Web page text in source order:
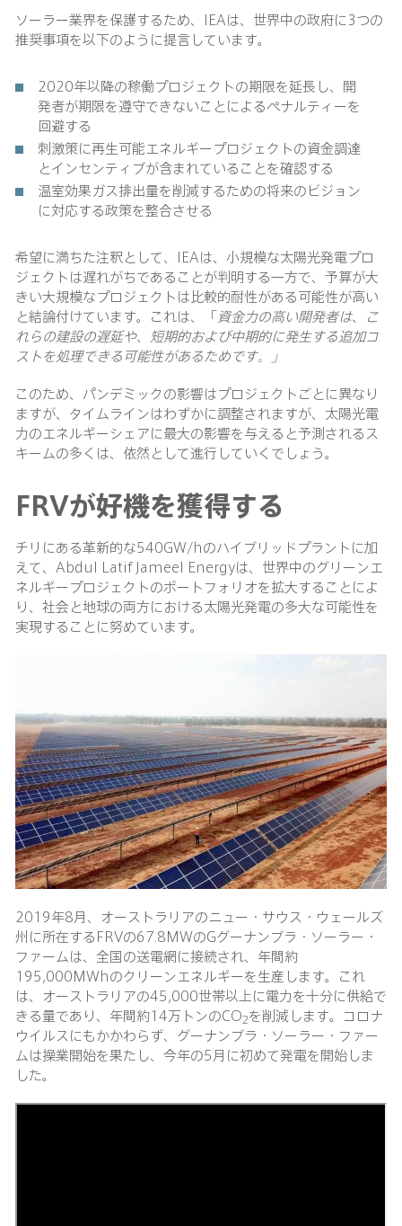
ソーラー業界を保護するため、IEAは、世界中の政府に3つの
推奨事項を以下のように提言しています。
2020年以降の稼働プロジェクトの期限を延長し、開
発者が期限を遵守できないことによるペナルティーを
回避する
刺激策に再生可能エネルギープロジェクトの資金調達
とインセンティブが含まれていることを確認する
温室効果ガス排出量を削減するための将来のビジョン
に対応する政策を整合させる
希望に満ちた注釈として、IEAは、小規模な太陽光発電プロ
ジェクトは遅れがちであることが判明する一方で、予算が大
きい大規模なプロジェクトは比較的耐性がある可能性が高い
と結論付けています。これは、「資金力の高い開発者は、こ
れらの建設の遅延や、短期的および中期的に発生する追加コ
ストを処理できる可能性があるためです。」
このため、パンデミックの影響はプロジェクトごとに異なり
ますが、タイムラインはわずかに調整されますが、太陽光電
力のエネルギーシェアに最大の影響を与えると予測されるス
キームの多くは、依然として進行していくでしょう。
FRVが好機を獲得する
チリにある革新的な540GW/hのハイブリッドプラントに加
えて、Abdul Latif Jameel Energyは、世界中のグリーンエ
ネルギープロジェクトのポートフォリオを拡大することによ
り、社会と地球の両方における太陽光発電の多大な可能性を
実現することに努めています。
2019年8月、オーストラリアのニュー・サウス・ウェールズ
州に所在するFRVの67.8MWのGグーナンブラ・ソーラー・
ファームは、全国の送電網に接続され、年間約
195,000MWhのクリーンエネルギーを生産します。これ
は、オーストラリアの45,000世帯以上に電力を十分に供給で
きる量であり、年間約14万トンのCO2を削減します。コロナ
ウイルスにもかかわらず、グーナンブラ・ソーラー・ファー
ムは操業開始を果たし、今年の5月に初めて発電を開始しま
した。